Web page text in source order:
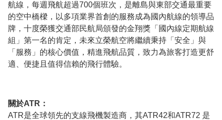
航線，每週飛航超過700個班次，是離島與東部交通最重要
的空中橋樑，以多項業界首創的服務成為國內航線的領導品
牌，十度榮獲交通部民航局頒發的金翔獎「國內線定期航線
組」第一名的肯定，未來立榮航空將繼續秉持「安全」與
「服務」的核心價值，精進飛航品質，致力為旅客打造更舒
適、便捷且值得信賴的飛行體驗。
關於ATR：
ATR是全球領先的支線飛機製造商，其ATR42和ATR72 是